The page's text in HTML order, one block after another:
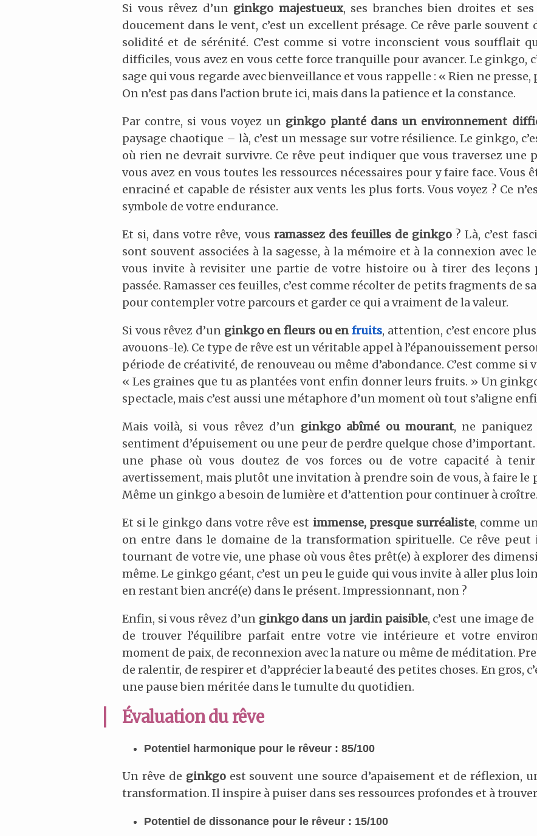
Si vous rêvez d’un ginkgo majestueux, ses branches bien droites et
doucement dans le vent, c’est un excellent présage. Ce rêve parle souvent
solidité et de sérénité. C’est comme si votre inconscient vous soufflait
difficiles, vous avez en vous cette force tranquille pour avancer. Le ginkgo,
sage qui vous regarde avec bienveillance et vous rappelle : « Rien ne
On n’est pas dans l’action brute ici, mais dans la patience et la constance.
Par contre, si vous voyez un ginkgo planté dans un environnement
paysage chaotique – là, c’est un message sur votre résilience. Le ginkgo,
où rien ne devrait survivre. Ce rêve peut indiquer que vous traversez une
vous avez en vous toutes les ressources nécessaires pour y faire face.
enraciné et capable de résister aux vents les plus forts. Vous voyez ? Ce
symbole de votre endurance.
Et si, dans votre rêve, vous ramassez des feuilles de ginkgo ? Là, c’est
sont souvent associées à la sagesse, à la mémoire et à la connexion avec
vous invite à revisiter une partie de votre histoire ou à tirer des leçons
passée. Ramasser ces feuilles, c’est comme récolter de petits fragments de
pour contempler votre parcours et garder ce qui a vraiment de la valeur.
Si vous rêvez d’un ginkgo en fleurs ou enfruits, attention, c’est encore
avouons-le). Ce type de rêve est un véritable appel à l’épanouissement
période de créativité, de renouveau ou même d’abondance. C’est comme
« Les graines que tu as plantées vont enfin donner leurs fruits. » Un
spectacle, mais c’est aussi une métaphore d’un moment où tout s’aligne
Mais voilà, si vous rêvez d’un ginkgo abîmé ou mourant, ne
sentiment d’épuisement ou une peur de perdre quelque chose
une phase où vous doutez de vos forces ou de votre capacité à
avertissement, mais plutôt une invitation à prendre soin de vous, à faire le
Même un ginkgo a besoin de lumière et d’attention pour continuer à croître.
Et si le ginkgo dans votre rêve est immense, presque surréaliste, comme
on entre dans le domaine de la transformation spirituelle. Ce rêve peut
tournant de votre vie, une phase où vous êtes prêt(e) à explorer des
même. Le ginkgo géant, c’est un peu le guide qui vous invite à aller plus
en restant bien ancré(e) dans le présent. Impressionnant, non ?
Enfin, si vous rêvez d’un ginkgo dans un jardin paisible, c’est une image
de trouver l’équilibre parfait entre votre vie intérieure et votre
moment de paix, de reconnexion avec la nature ou même de méditation.
de ralentir, de respirer et d’apprécier la beauté des petites choses. En gros,
une pause bien méritée dans le tumulte du quotidien.
Évaluation du rêve
Potentiel harmonique pour le rêveur : 85/100
Un rêve de ginkgoest souvent une source d’apaisement et de réflexion,
transformation. Il inspire à puiser dans ses ressources profondes et à
Potentiel de dissonance pour le rêveur : 15/100